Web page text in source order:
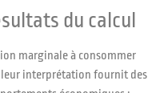
du calcul
marginale à consommer
interprétation fournit des